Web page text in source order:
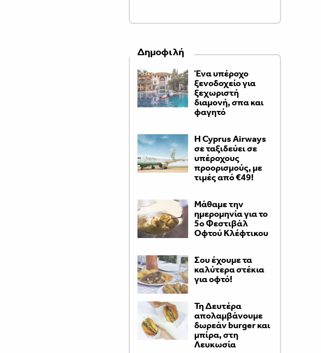
Δημοφιλή
Ένα υπέροχο
ξενοδοχείο για
ξεχωριστή
διαμονή, σπα και
φαγητό
H Cyprus Airways
σε ταξιδεύει σε
υπέροχους
προορισμούς, με
τιμές από €49!
Μάθαμε την
ημερομηνία για το
5ο Φεστιβάλ
Οφτού Κλέφτικου
Σου έχουμε τα
καλύτερα στέκια
για οφτό!
Τη Δευτέρα
απολαμβάνουμε
δωρεάν burger και
μπίρα, στη
Λευκωσία